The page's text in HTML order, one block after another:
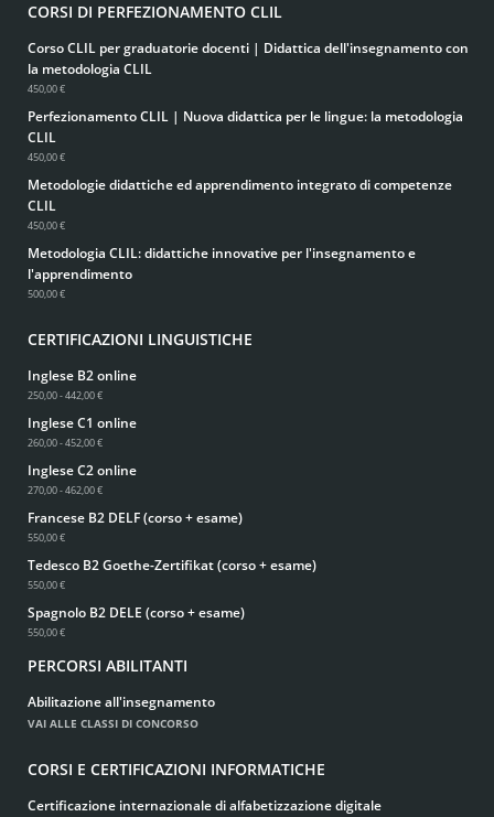
CORSI DI PERFEZIONAMENTO CLIL
Corso CLIL per graduatorie docenti | Didattica dell'insegnamento con
la metodologia CLIL
450,00 €
Perfezionamento CLIL | Nuova didattica per le lingue: la metodologia
CLIL
450,00 €
Metodologie didattiche ed apprendimento integrato di competenze
CLIL
450,00 €
Metodologia CLIL: didattiche innovative per l'insegnamento e
l'apprendimento
500,00 €
CERTIFICAZIONI LINGUISTICHE
Inglese B2 online
250,00 - 442,00 €
Inglese C1 online
260,00 - 452,00 €
Inglese C2 online
270,00 - 462,00 €
Francese B2 DELF (corso + esame)
550,00 €
Tedesco B2 Goethe-Zertifikat (corso + esame)
550,00 €
Spagnolo B2 DELE (corso + esame)
550,00 €
PERCORSI ABILITANTI
Abilitazione all'insegnamento
VAI ALLE CLASSI DI CONCORSO
CORSI E CERTIFICAZIONI INFORMATICHE
Certificazione internazionale di alfabetizzazione digitale